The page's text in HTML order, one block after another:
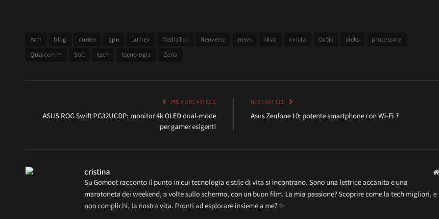
Arm blog cortex gpu Lumex MediaTek Neoverse news Niva nvidia Orbis picks
processore
Qualcomm
SoC tech tecnologia Zena
PREVIOUS ARTICLE
ASUS ROG Swift PG32UCDP: monitor 4k OLED dual-mode
per gamer esigenti
NEXT ARTICLE
Asus Zenfone 10: potente smartphone con Wi-Fi 7
cristina
Su Gomoot racconto il punto in cui tecnologia e stile di vita si incontrano. Sono una lettrice accanita e una
maratoneta dei weekend, a volte sullo schermo, con un buon film. La mia passione? Scoprire come la tech migliori, e
non complichi, la nostra vita. Pronti ad esplorare insieme a me? ✨